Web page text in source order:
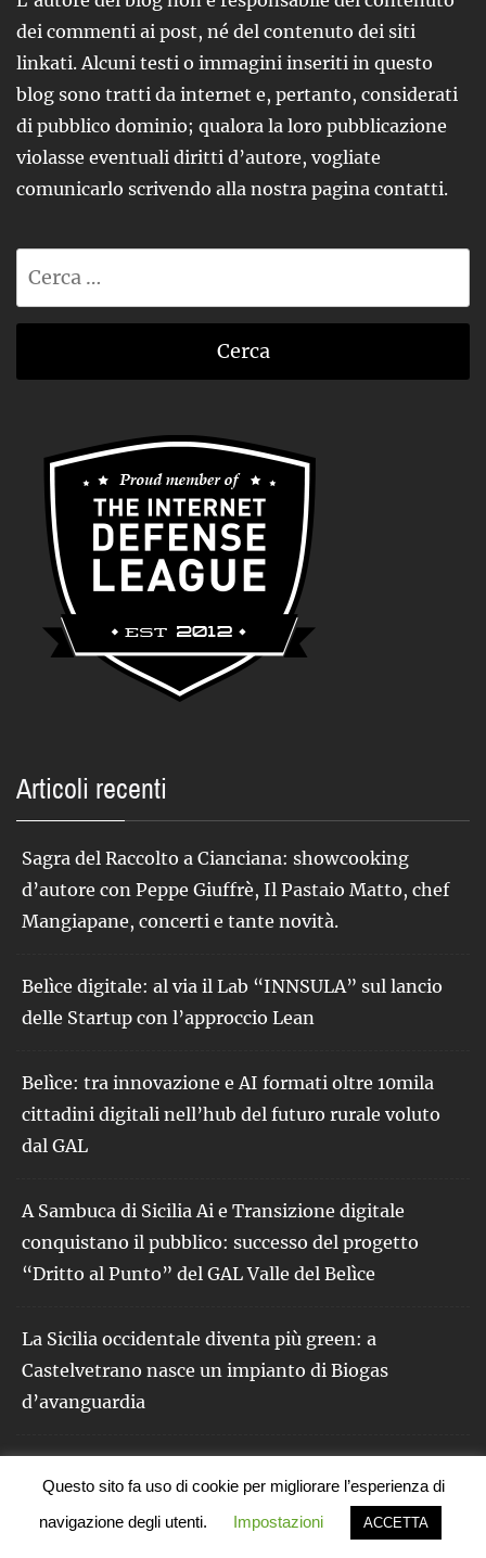
dei commenti ai post, né del contenuto dei siti
linkati. Alcuni testi o immagini inseriti in questo
blog sono tratti da internet e, pertanto, considerati
di pubblico dominio; qualora la loro pubblicazione
violasse eventuali diritti d’autore, vogliate
comunicarlo scrivendo alla nostra pagina contatti.
Articoli recenti
Sagra del Raccolto a Cianciana: showcooking
d’autore con Peppe Giuffrè, Il Pastaio Matto, chef
Mangiapane, concerti e tante novità.
Belìce digitale: al via il Lab “INNSULA” sul lancio
delle Startup con l’approccio Lean
Belìce: tra innovazione e AI formati oltre 10mila
cittadini digitali nell’hub del futuro rurale voluto
dal GAL
A Sambuca di Sicilia Ai e Transizione digitale
conquistano il pubblico: successo del progetto
“Dritto al Punto” del GAL Valle del Belìce
La Sicilia occidentale diventa più green: a
Castelvetrano nasce un impianto di Biogas
d’avanguardia
Questo sito fa uso di cookie per migliorare l’esperienza di
navigazione degli utenti.
Impostazioni ACCETTA